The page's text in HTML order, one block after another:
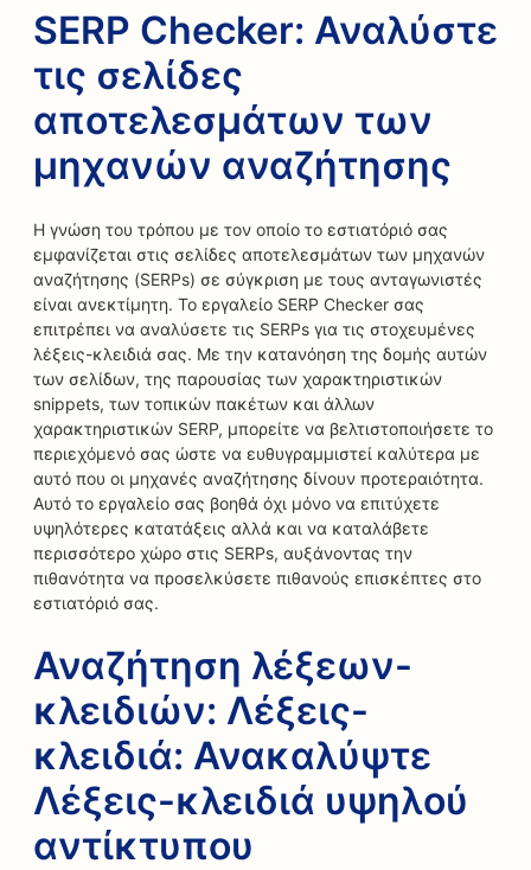
SERP Checker: Αναλύστε
τις σελίδες
αποτελεσμάτων των
μηχανών αναζήτησης
Η γνώση του τρόπου με τον οποίο το εστιατόριό σας
εμφανίζεται στις σελίδες αποτελεσμάτων των μηχανών
αναζήτησης (SERPs) σε σύγκριση με τους ανταγωνιστές
είναι ανεκτίμητη. Το εργαλείο SERP Checker σας
επιτρέπει να αναλύσετε τις SERPs για τις στοχευμένες
λέξεις-κλειδιά σας. Με την κατανόηση της δομής αυτών
των σελίδων, της παρουσίας των χαρακτηριστικών
snippets, των τοπικών πακέτων και άλλων
χαρακτηριστικών SERP, μπορείτε να βελτιστοποιήσετε το
περιεχόμενό σας ώστε να ευθυγραμμιστεί καλύτερα με
αυτό που οι μηχανές αναζήτησης δίνουν προτεραιότητα.
Αυτό το εργαλείο σας βοηθά όχι μόνο να επιτύχετε
υψηλότερες κατατάξεις αλλά και να καταλάβετε
περισσότερο χώρο στις SERPs, αυξάνοντας την
πιθανότητα να προσελκύσετε πιθανούς επισκέπτες στο
εστιατόριό σας.
Αναζήτηση λέξεων-
κλειδιών: Λέξεις-
κλειδιά: Ανακαλύψτε
Λέξεις-κλειδιά υψηλού
αντίκτυπου